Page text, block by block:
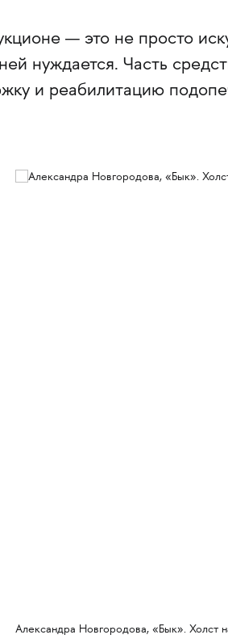
— это не просто
нуждается. Часть
и реабилитацию
Александра Новгородова, «Бык». Холст